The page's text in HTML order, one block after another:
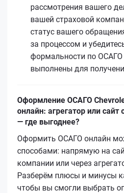
рассмотрения вашего
вашей страховой
статус вашего
за процессом и
формальности по
выполнены для
Оформление ОСАГО
онлайн: агрегатор или сайт
— где выгоднее?
Оформить ОСАГО онлайн
способами: напрямую на
компании или через
Разберём плюсы и минусы
чтобы вы смогли выбрать